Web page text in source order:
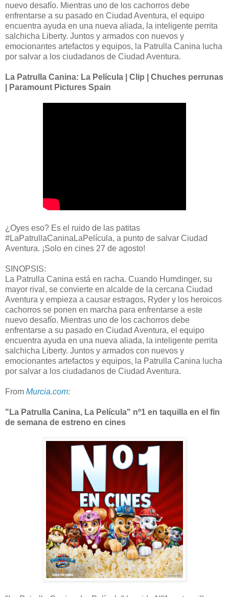
nuevo desafío. Mientras uno de los cachorros debe
enfrentarse a su pasado en Ciudad Aventura, el equipo
encuentra ayuda en una nueva aliada, la inteligente perrita
salchicha Liberty. Juntos y armados con nuevos y
emocionantes artefactos y equipos, la Patrulla Canina lucha
por salvar a los ciudadanos de Ciudad Aventura.
La Patrulla Canina: La Película | Clip | Chuches perrunas
| Paramount Pictures Spain
¿Oyes eso? Es el ruido de las patitas
#LaPatrullaCaninaLaPelícula, a punto de salvar Ciudad
Aventura. ¡Solo en cines 27 de agosto!
SINOPSIS:
La Patrulla Canina está en racha. Cuando Humdinger, su
mayor rival, se convierte en alcalde de la cercana Ciudad
Aventura y empieza a causar estragos, Ryder y los heroicos
cachorros se ponen en marcha para enfrentarse a este
nuevo desafío. Mientras uno de los cachorros debe
enfrentarse a su pasado en Ciudad Aventura, el equipo
encuentra ayuda en una nueva aliada, la inteligente perrita
salchicha Liberty. Juntos y armados con nuevos y
emocionantes artefactos y equipos, la Patrulla Canina lucha
por salvar a los ciudadanos de Ciudad Aventura.
From Murcia.com:
"La Patrulla Canina, La Película" nº1 en taquilla en el fin
de semana de estreno en cines